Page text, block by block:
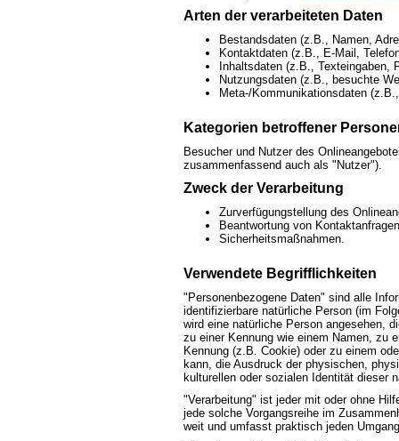
Arten der verarbeiteten Daten
Bestandsdaten (z.B., Namen,
Kontaktdaten (z.B., E-Mail,
Inhaltsdaten (z.B., Texteingaben,
Nutzungsdaten (z.B., besuchte
Meta-/Kommunikationsdaten
Kategorien betroffener
Besucher und Nutzer des
zusammenfassend auch als "Nutzer").
Zweck der Verarbeitung
Zurverfügungstellung des
Beantwortung von
Sicherheitsmaßnahmen.
Verwendete Begrifflichkeiten
"Personenbezogene Daten" sind alle
identifizierbare natürliche Person (im
wird eine natürliche Person angesehen,
zu einer Kennung wie einem Namen, zu
Kennung (z.B. Cookie) oder zu einem
kann, die Ausdruck der physischen,
kulturellen oder sozialen Identität dieser
"Verarbeitung" ist jeder mit oder ohne
jede solche Vorgangsreihe im
weit und umfasst praktisch jeden